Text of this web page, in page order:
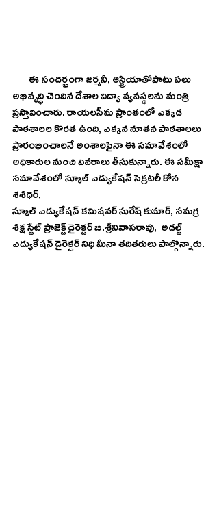
అభివృద్ధి చెందిన దేశాల విద్యా వ్యవస్థలను మంత్రి
ప్రస్తావించారు. రాయలసీమ ప్రాంతంలో ఎక్కడ
పాఠశాలల కొరత ఉంది, ఎక్కన నూతన పాఠశాలలు
ప్రారంభించాలనే అంశాలపైనా ఈ సమావేశంలో
అధికారుల నుంచి వివరాలు తీసుకున్నారు. ఈ సమీక్షా
సమావేశంలో స్కూల్ ఎడ్యుకేషన్ సెక్రటరీ కోన
శశిధర్,
స్కూల్ ఎడ్యుకేషన్ కమిషనర్ సురేష్ కుమార్, సమగ్ర
శిక్ష స్టేట్ ప్రాజెక్ట్ డైరెక్టర్ బి.శ్రీనివాసరావు,  అడల్ట్
ఎడ్యుకేషన్ డైరెక్టర్ నిధి మీనా తదితరులు పాల్గొన్నారు.